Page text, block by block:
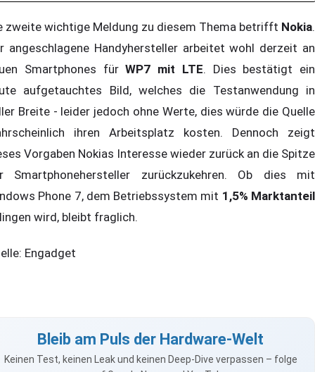
zweite wichtige Meldung zu diesem Thema betrifft Nokia.
angeschlagene Handyhersteller arbeitet wohl derzeit an
Smartphones fürWP7 mit LTE. Dies bestätigt ein
aufgetauchtes Bild, welches die Testanwendung in
Breite - leider jedoch ohne Werte, dies würde die Quelle
ihren Arbeitsplatz kosten. Dennoch zeigt
Vorgaben Nokias Interesse wieder zurück an die Spitze
Smartphonehersteller zurückzukehren. Ob dies mit
Phone 7, dem Betriebssystem mit 1,5% Marktanteil
wird, bleibt fraglich.
Engadget
Bleib am Puls der Hardware-Welt
Keinen Test, keinen Leak und keinen Deep-Dive verpassen – folge